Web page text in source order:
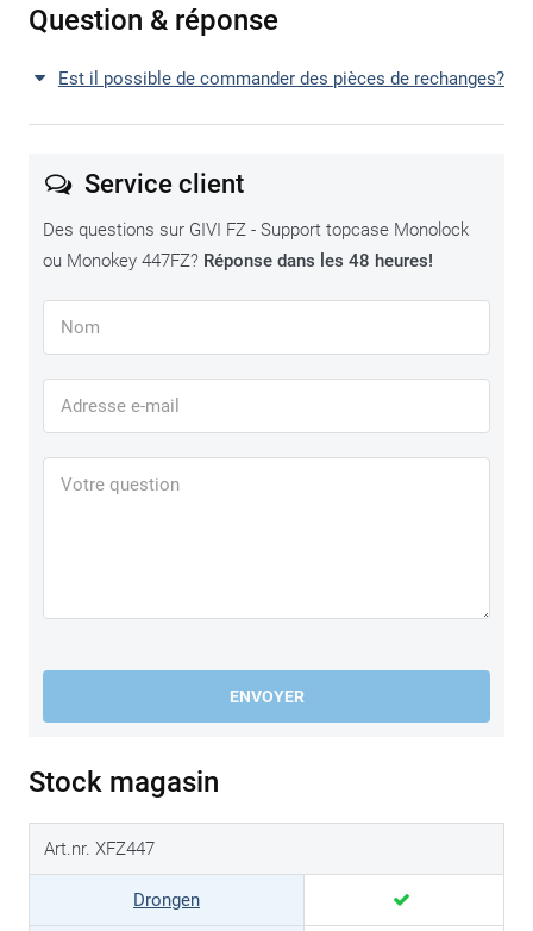
Question & réponse
Est il possible de commander des pièces de rechanges?
Service client
Des questions sur GIVI FZ - Support topcase Monolock
ou Monokey 447FZ? Réponse dans les 48 heures!
ENVOYER
Stock magasin
Art.nr. XFZ447
Drongen